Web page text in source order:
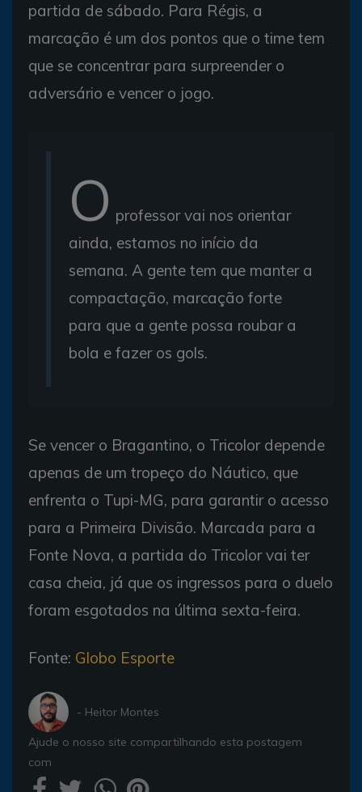
partida de sábado. Para Régis, a
marcação é um dos pontos que o time tem
que se concentrar para surpreender o
adversário e vencer o jogo.
O professor vai nos orientar
ainda, estamos no início da
semana. A gente tem que manter a
compactação, marcação forte
para que a gente possa roubar a
bola e fazer os gols.
Se vencer o Bragantino, o Tricolor depende
apenas de um tropeço do Náutico, que
enfrenta o Tupi-MG, para garantir o acesso
para a Primeira Divisão. Marcada para a
Fonte Nova, a partida do Tricolor vai ter
casa cheia, já que os ingressos para o duelo
foram esgotados na última sexta-feira.
Fonte: Globo Esporte
- Heitor Montes
Ajude o nosso site compartilhando esta postagem
com